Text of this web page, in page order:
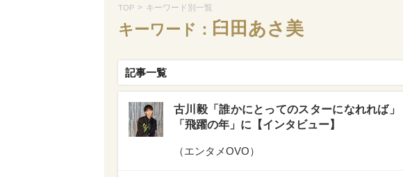
TOP > キーワード別一覧
キーワード： 臼田あさ美
記事一覧
古川毅「誰かにとってのスターになれれば
「飛躍の年」に【インタビュー】
（エンタメOVO）